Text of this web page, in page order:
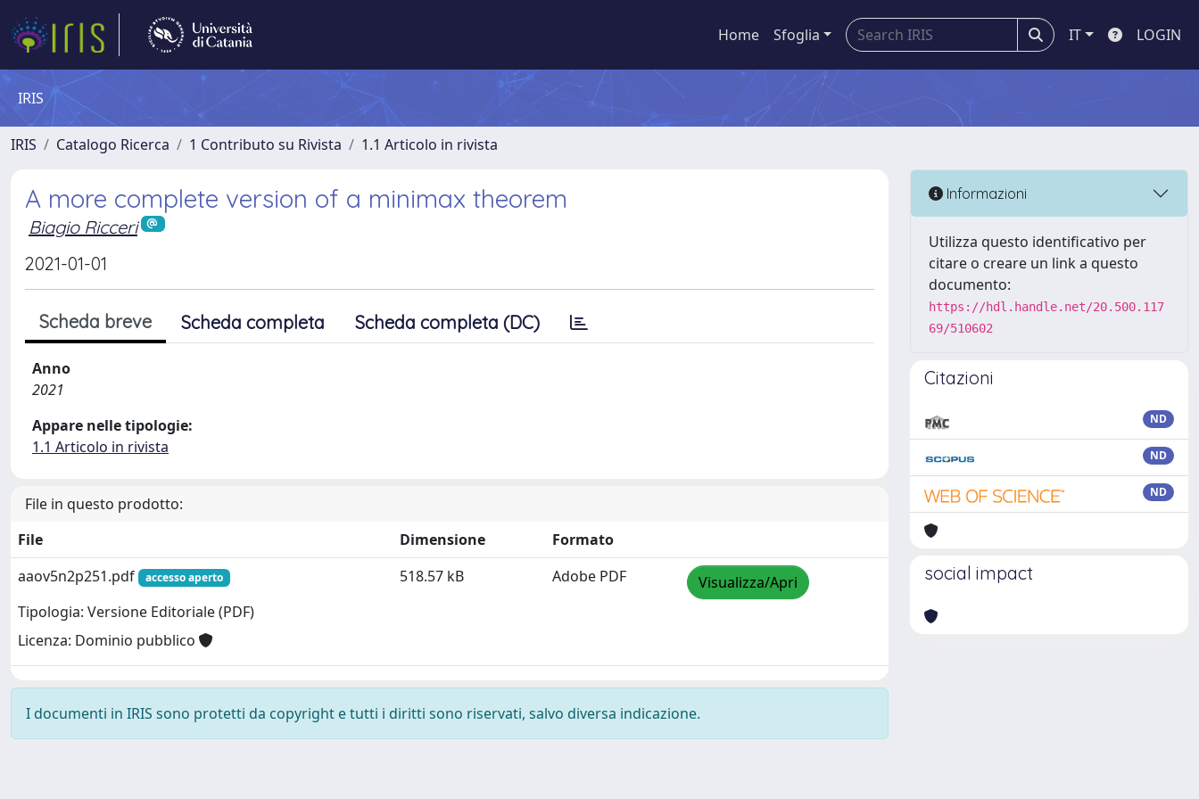
Home Sfoglia IT LOGIN
IRIS
IRIS Catalogo Ricerca 1 Contributo su Rivista 1.1 Articolo in rivista
A more complete version of a minimax theorem
Biagio Ricceri
2021-01-01
Scheda breve Scheda completa Scheda completa (DC)
Anno
2021
Appare nelle tipologie:
1.1 Articolo in rivista
File in questo prodotto:
File
Dimensione
Formato
aaov5n2p251.pdf
accesso aperto
Tipologia: Versione Editoriale (PDF)
Licenza: Dominio pubblico
518.57 kB Adobe PDF Visualizza/Apri
I documenti in IRIS sono protetti da copyright e tutti i diritti sono riservati, salvo diversa indicazione.
Informazioni
Utilizza questo identificativo per
citare o creare un link a questo
documento:
https://hdl.handle.net/20.500.117
69/510602
Citazioni
ND
ND
ND
social impact